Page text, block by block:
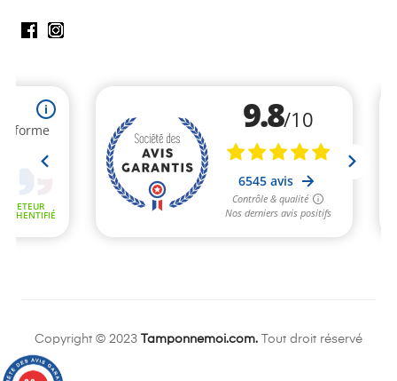
Copyright © 2023 Tamponnemoi.com. Tout droit réservé